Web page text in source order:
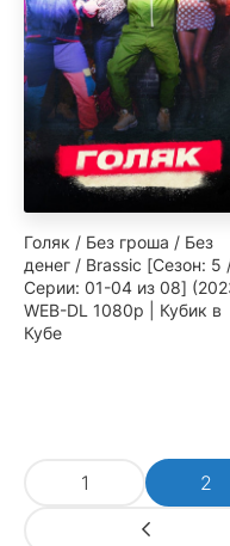
Голяк / Без гроша / Без
денег / Brassic [Сезон: 5
Серии: 01-04 из 08]
WEB-DL 1080p | Кубик в
Кубе
1 2